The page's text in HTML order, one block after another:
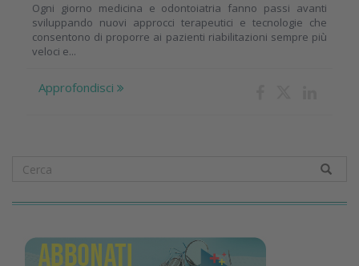
Ogni giorno medicina e odontoiatria fanno passi avanti
sviluppando nuovi approcci terapeutici e tecnologie che
consentono di proporre ai pazienti riabilitazioni sempre più
veloci e...
Approfondisci